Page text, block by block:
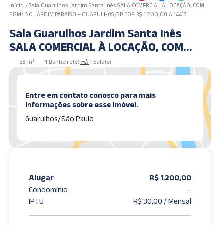
Início /Sala Guarulhos Jardim Santa Inês SALA COMERCIAL À LOCAÇÃO, COM
58M² NO JARDIM PARAÍSO – GUARULHOS/SP POR R$ 1.200,00 AI14417
Sala Guarulhos Jardim Santa Inês
SALA COMERCIAL À LOCAÇÃO, COM
58M² NO JARDIM PARAÍSO –
GUARULHOS/SP POR R$ 1.200,00
58 m² 1 Banheiro(s) 1 Sala(s)
Entre em contato conosco para mais
informações sobre esse imóvel.
Guarulhos/São Paulo
Alugar
R$ 1.200,00
Condomínio
-
IPTU
R$ 30,00 / Mensal